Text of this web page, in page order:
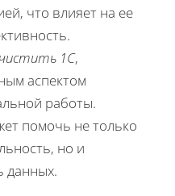
что влияет на ее
1C,
аспектом
работы.
помочь не только
но и
данных.